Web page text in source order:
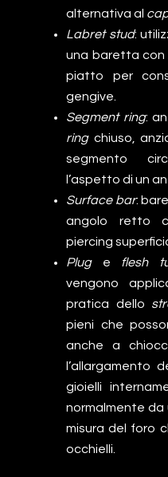
alternativa al
Labret stud:
una baretta con
piatto per
gengive.
Segment ring:
ringchiuso,
segmento
l’aspetto di un
Surface bar:
angolo retto
piercing
Pluge flesh
vengono
pratica dello
pieni che
anche a
l’allargamento
gioielli
normalmente
misura del foro
occhielli.